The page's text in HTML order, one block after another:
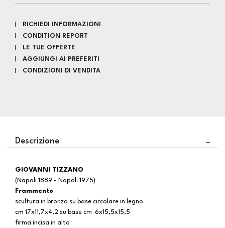
RICHIEDI INFORMAZIONI
CONDITION REPORT
LE TUE OFFERTE
AGGIUNGI AI PREFERITI
CONDIZIONI DI VENDITA
Descrizione
GIOVANNI TIZZANO
(Napoli 1889 - Napoli 1975)
Frammento
scultura in bronzo su base circolare in legno
cm 17x11,7x4,2 su base cm 6x15,5x15,5
firma incisa in alto